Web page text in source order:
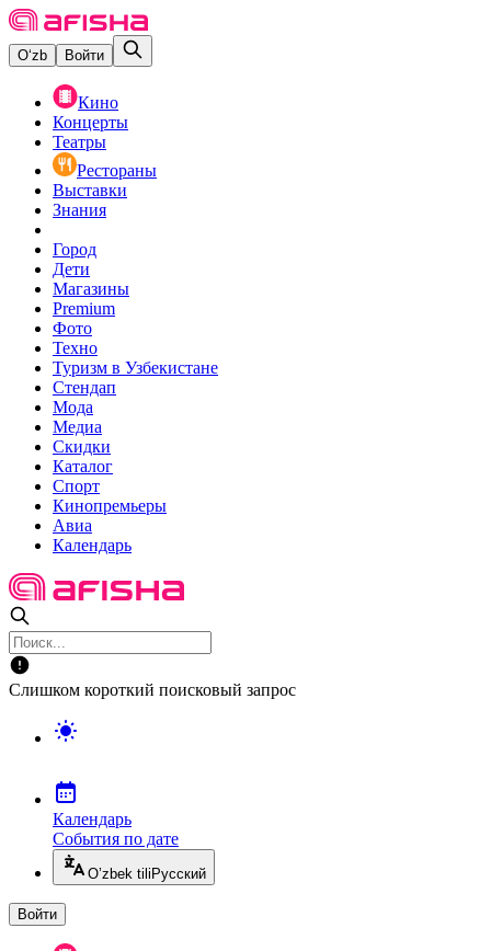
O‘zb Войти
Кино
Концерты
Театры
Рестораны
Выставки
Знания
Город
Дети
Магазины
Premium
Фото
Техно
Туризм в Узбекистане
Стендап
Мода
Медиа
Скидки
Каталог
Спорт
Кинопремьеры
Авиа
Календарь
Слишком короткий поисковый запрос
Календарь
События по дате
O’zbek tili Русский
Войти